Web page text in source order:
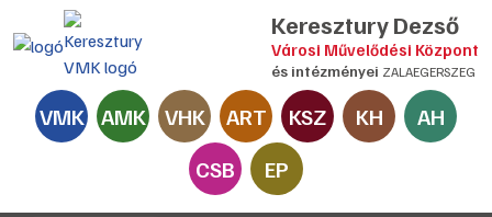
Keresztury Dezső
Városi Művelődési Központ
és intézményei ZALAEGERSZEG
VMK AMK VHK ART KSZ KH
AH
CSB
EP